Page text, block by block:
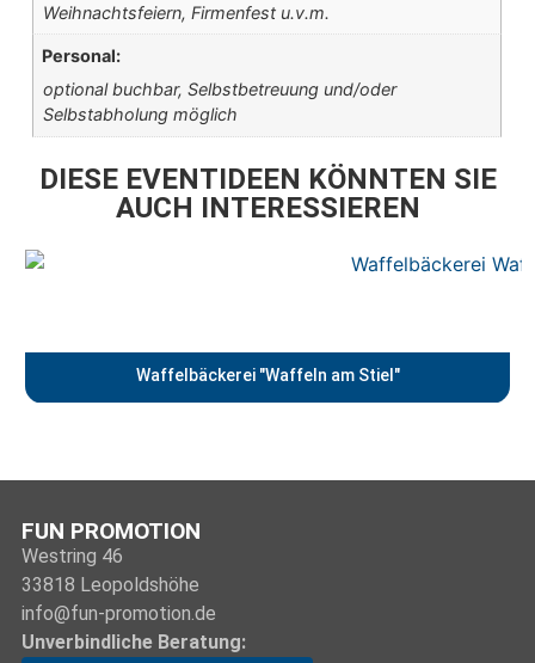
Weihnachtsfeiern, Firmenfest u.v.m.
Personal:
optional buchbar, Selbstbetreuung und/oder
Selbstabholung möglich
DIESE EVENTIDEEN KÖNNTEN SIE
AUCH INTERESSIEREN
Waffelbäckerei "Waffeln am Stiel"
FUN PROMOTION
Westring 46
33818 Leopoldshöhe
info@fun-promotion.de
Unverbindliche Beratung: